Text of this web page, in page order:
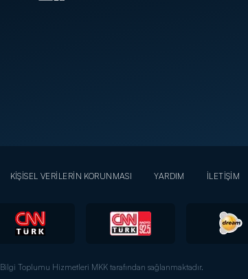
KİŞİSEL VERİLERİN KORUNMASI YARDIM İLETİŞİM
Bilgi Toplumu Hizmetleri MKK tarafından sağlanmaktadır.